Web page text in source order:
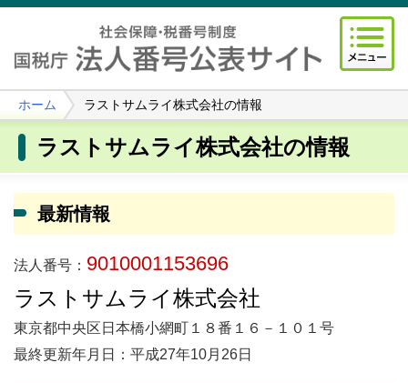
ホーム ラストサムライ株式会社の情報
ラストサムライ株式会社の情報
最新情報
法人番号： 9010001153696
ラストサムライ株式会社
東京都中央区日本橋小網町１８番１６－１０１号
最終更新年月日：平成27年10月26日